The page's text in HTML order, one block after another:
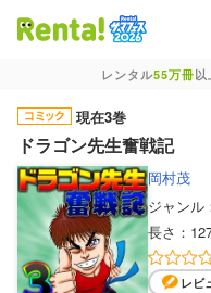
レンタル55万冊以
現在3巻
ドラゴン先生奮戦記
岡村茂
ジャンル
長さ：
レビ